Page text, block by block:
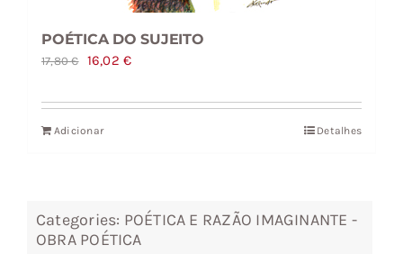
POÉTICA DO SUJEITO
17,80€
O
original
era:
16,02€O
atual
Adicionar Detalhes
Categories: POÉTICA E RAZÃO IMAGINANTE -
OBRA POÉTICA